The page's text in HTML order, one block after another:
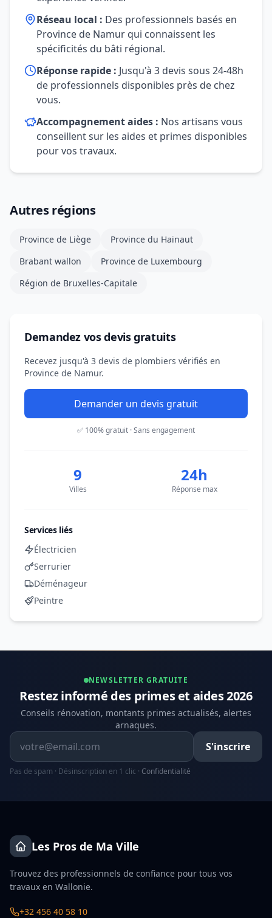
Réseau local : Des professionnels basés en
Province de Namur qui connaissent les
spécificités du bâti régional.
Réponse rapide : Jusqu'à 3 devis sous 24-48h
de professionnels disponibles près de chez
vous.
Accompagnement aides : Nos artisans vous
conseillent sur les aides et primes disponibles
pour vos travaux.
Autres régions
Province de Liège
Province du Hainaut
Brabant wallon
Province de Luxembourg
Région de Bruxelles-Capitale
Demandez vos devis gratuits
Recevez jusqu'à 3 devis de plombiers vérifiés en
Province de Namur.
Demander un devis gratuit
✅ 100% gratuit · Sans engagement
9
Villes
24h
Réponse max
Services liés
Électricien
Serrurier
Déménageur
Peintre
NEWSLETTER GRATUITE
Restez informé des primes et aides 2026
Conseils rénovation, montants primes actualisés, alertes
arnaques.
Adresse email
S'inscrire
Pas de spam · Désinscription en 1 clic · Confidentialité
Les Pros de Ma Ville
Trouvez des professionnels de confiance pour tous vos
travaux en Wallonie.
+32 456 40 58 10